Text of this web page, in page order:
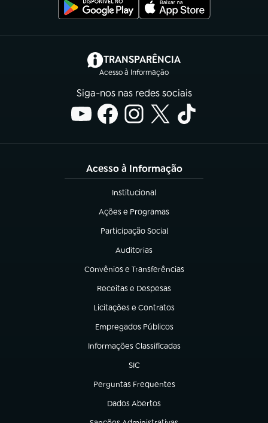
TRANSPARÊNCIA
Acesso à Informação
(abre em nova aba)
Siga-nos nas redes sociais
Acesso à Informação
Institucional
(abre em nova aba)
Ações e Programas
(abre em nova aba)
Participação Social
(abre em nova aba)
Auditorias
(abre em nova aba)
Convênios e Transferências
(abre em nova aba)
Receitas e Despesas
(abre em nova aba)
Licitações e Contratos
(abre em nova aba)
Empregados Públicos
(abre em nova aba)
Informações Classificadas
(abre em nova aba)
SIC
(abre em nova aba)
Perguntas Frequentes
(abre em nova aba)
Dados Abertos
(abre em nova aba)